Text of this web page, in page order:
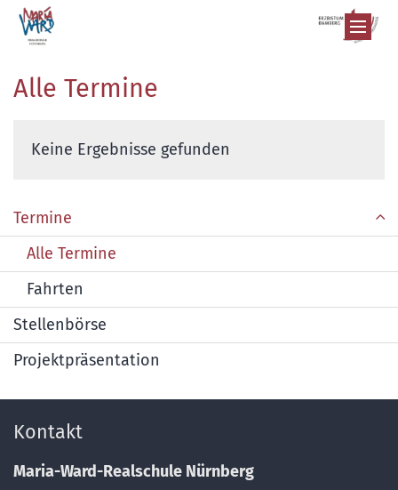
Zum Inhalt springen
Alle Termine
Keine Ergebnisse gefunden
Termine
Alle Termine
Fahrten
Stellenbörse
Projektpräsentation
Kontakt
Maria-Ward-Realschule Nürnberg